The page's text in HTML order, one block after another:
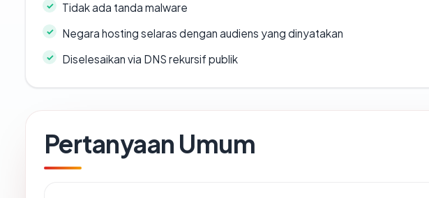
Tidak ada tanda malware
Negara hosting selaras dengan audiens yang dinyatakan
Diselesaikan via DNS rekursif publik
Pertanyaan Umum